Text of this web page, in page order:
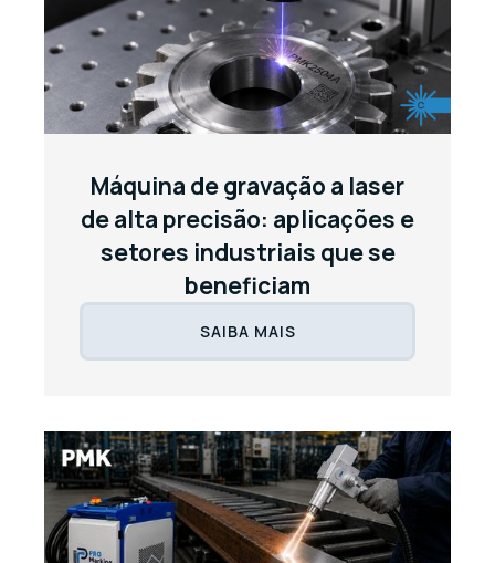
Máquina de gravação a laser
de alta precisão: aplicações e
setores industriais que se
beneficiam
SAIBA MAIS